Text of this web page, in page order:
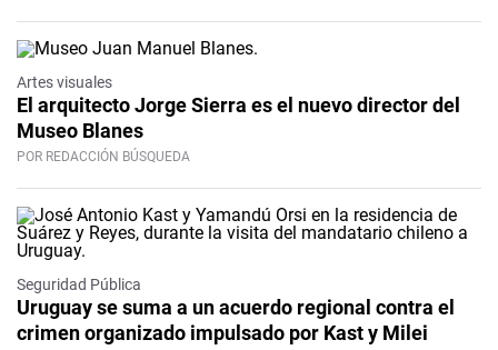
Artes visuales
El arquitecto Jorge Sierra es el nuevo director del
Museo Blanes
POR REDACCIÓN BÚSQUEDA
Seguridad Pública
Uruguay se suma a un acuerdo regional contra el
crimen organizado impulsado por Kast y Milei